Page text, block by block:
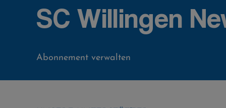
SC Willingen
Abonnement verwalten